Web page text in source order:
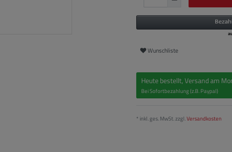
Wunschliste
Heute bestellt, Versand am
Bei Sofortbezahlung (z.B. Paypal)
* inkl. ges. MwSt. zzgl.Versandkosten